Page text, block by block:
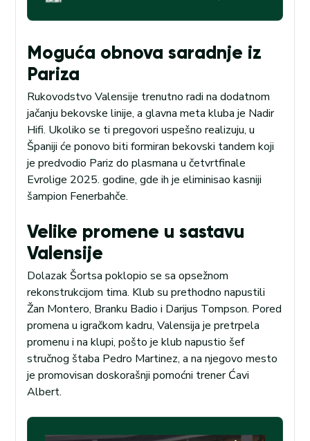
Moguća obnova saradnje iz
Pariza
Rukovodstvo Valensije trenutno radi na dodatnom
jačanju bekovske linije, a glavna meta kluba je Nadir
Hifi. Ukoliko se ti pregovori uspešno realizuju, u
Španiji će ponovo biti formiran bekovski tandem koji
je predvodio Pariz do plasmana u četvrtfinale
Evrolige 2025. godine, gde ih je eliminisao kasniji
šampion Fenerbahče.
Velike promene u sastavu
Valensije
Dolazak Šortsa poklopio se sa opsežnom
rekonstrukcijom tima. Klub su prethodno napustili
Žan Montero, Branku Badio i Darijus Tompson. Pored
promena u igračkom kadru, Valensija je pretrpela
promenu i na klupi, pošto je klub napustio šef
stručnog štaba Pedro Martinez, a na njegovo mesto
je promovisan doskorašnji pomoćni trener Ćavi
Albert.